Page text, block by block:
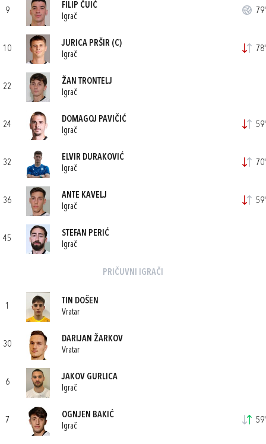
9
FILIP ČUIĆ
Igrač
79'
10
JURICA PRŠIR (C)
Igrač
78'
22
ŽAN TRONTELJ
Igrač
24
DOMAGOJ PAVIČIĆ
Igrač
59'
32
ELVIR DURAKOVIĆ
Igrač
70'
36
ANTE KAVELJ
Igrač
59'
45
STEFAN PERIĆ
Igrač
PRIČUVNI IGRAČI
1
TIN DOŠEN
Vratar
30
DARIJAN ŽARKOV
Vratar
6
JAKOV GURLICA
Igrač
7
OGNJEN BAKIĆ
Igrač
59'